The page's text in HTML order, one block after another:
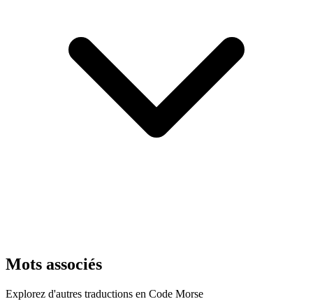
Mots associés
Explorez d'autres traductions en Code Morse